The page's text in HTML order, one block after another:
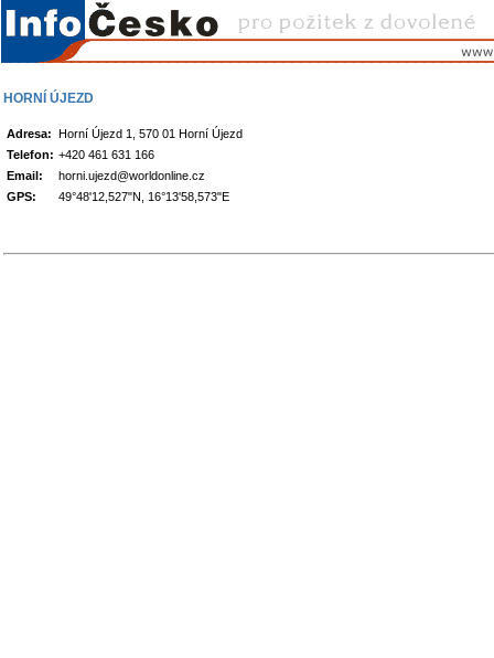
HORNÍ ÚJEZD
Adresa: Horní Újezd 1, 570 01 Horní Újezd
Telefon: +420 461 631 166
Email:
horni.ujezd@worldonline.cz
GPS:
49°48'12,527"N, 16°13'58,573"E